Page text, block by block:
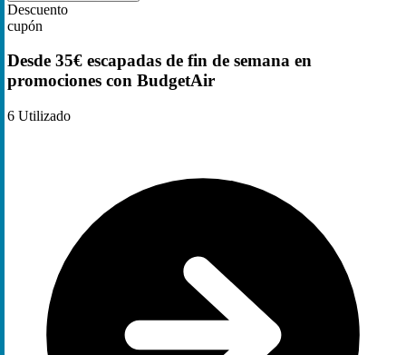
Descuento
cupón
Desde 35€ escapadas de fin de semana en
promociones con BudgetAir
6 Utilizado